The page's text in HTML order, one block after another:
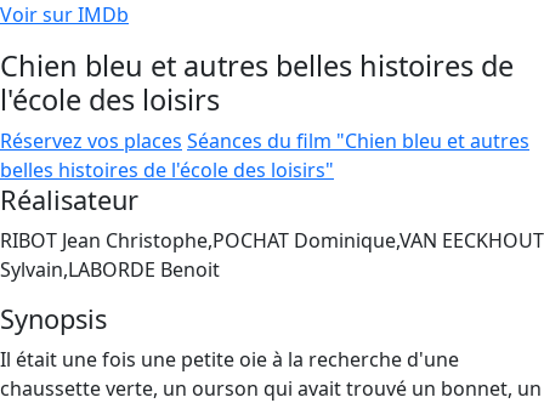
Voir sur IMDb
Chien bleu et autres belles histoires de
l'école des loisirs
Réservez vos places Séances du film "Chien bleu et autres
belles histoires de l'école des loisirs"
Réalisateur
RIBOT Jean Christophe,POCHAT Dominique,VAN EECKHOUT
Sylvain,LABORDE Benoit
Synopsis
Il était une fois une petite oie à la recherche d'une
chaussette verte, un ourson qui avait trouvé un bonnet, un